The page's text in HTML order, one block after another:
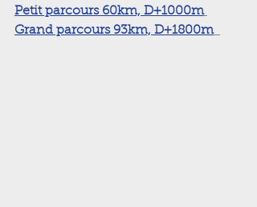
Petit parcours 60km, D+1000m
Grand parcours 93km, D+1800m